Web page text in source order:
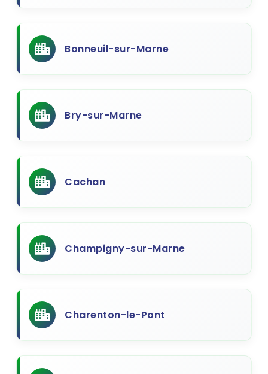
Bonneuil-sur-Marne
Bry-sur-Marne
Cachan
Champigny-sur-Marne
Charenton-le-Pont